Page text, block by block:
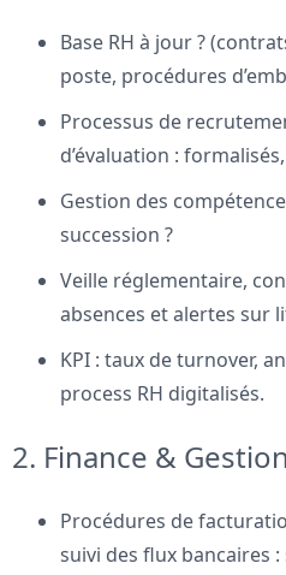
Base RH à jour ?
poste, procédures
Processus de
d’évaluation :
Gestion des
succession ?
Veille réglementaire,
absences et alertes sur
KPI : taux de turnover,
process RH digitalisés.
2. Finance &
Procédures de
suivi des flux bancaires